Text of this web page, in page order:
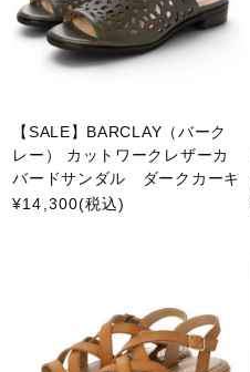
【SALE】BARCLAY（バーク
レー） カットワークレザーカ
バードサンダル ダークカーキ
¥14,300(税込)